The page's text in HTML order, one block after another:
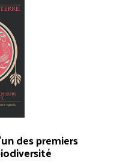
des premiers